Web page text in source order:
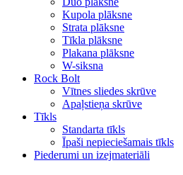
Kupola plāksne
Strata plāksne
Tīkla plāksne
Plakana plāksne
W-siksna
Rock Bolt
Vītnes sliedes skrūve
Apaļstieņa skrūve
Tīkls
Standarta tīkls
Īpaši nepieciešamais tīkls
Piederumi un izejmateriāli